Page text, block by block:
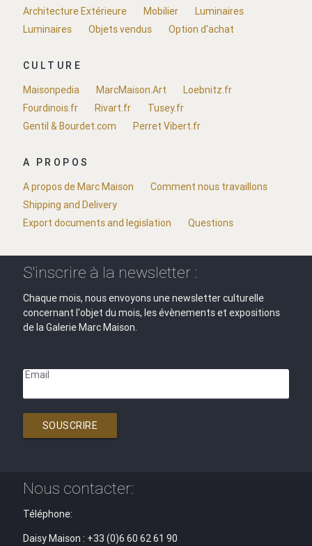
Architecture Extérieure
Mobilier
Luminaires
Luminaires
Objets vendus Option d'achat
CULTURE
Maisonpedia
MarcMaison.Art
Loebnitz.fr
Fourdinois.fr
Rivart.fr
Tusey.fr
Gentil & Bourdet.com
Perret Vibert.fr
A PROPOS
A propos de Marc Maison
Comment nous travaillons
Shipping and Delivery
Export documents and legislation
Questions
S'inscrire à la newsletter :
Chaque mois, nous envoyons une newsletter culturelle
concernant l'objet du mois, les évènements et expositions
de la Galerie Marc Maison.
Email
SOUSCRIRE
Nous contacter:
Téléphone:
Daisy Maison : +33 (0)6 60 62 61 90